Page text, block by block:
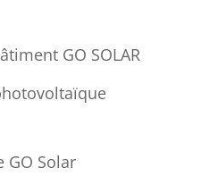
GO SOLAR
GO Solar